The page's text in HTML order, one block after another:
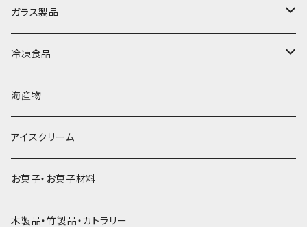
直径70mm
直径65mm
角氷
砕氷
氷河の氷
氷アイテム
無果汁1.8Lパック
無果汁1Lパック
かき氷機・かき氷器
かき氷カップ
発泡スチロール無地-使い捨て
発泡スチロールプリント柄
かき氷スプーン・スプーンストロー
プラスチック・スプーン
プラスチック・スプーンストロー
コンデンスミルク・練乳・あんこ
かき氷セット
その他かき氷用品
ドライアイス3ｋｇ
ドライアイス4ｋｇ
ドライアイス5ｋｇ
ドライアイス8ｋｇ
ドライアイス10ｋｇ
ドライアイス15ｋｇ
ガラス製品
オンザロック・グラス
ビール・グラス
タンブラー
かき氷器
冷凍食品
肉まん・あんまん
パスタ・スパゲッティ
惣菜
海産物
アイスクリーム
お菓子・お菓子材料
木製品・竹製品・カトラリー